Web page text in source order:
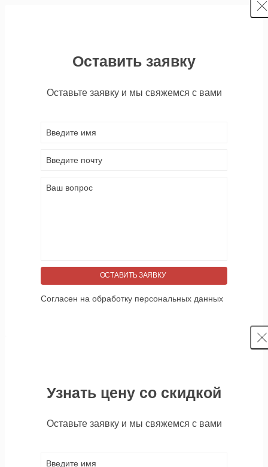
Оставить заявку
Оставьте заявку и мы свяжемся с вами
ОСТАВИТЬ ЗАЯВКУ
Согласен на обработку персональных данных
Узнать цену со скидкой
Оставьте заявку и мы свяжемся с вами